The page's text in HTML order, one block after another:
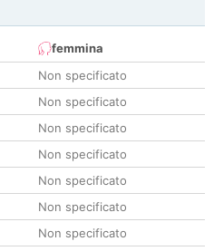
femmina
Non specificato
Non specificato
Non specificato
Non specificato
Non specificato
Non specificato
Non specificato